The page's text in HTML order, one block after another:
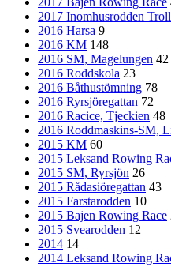
2017 Inomhusrodden
2016 Harsa 9
2016 KM 148
2016 SM, Magelungen 42
2016 Roddskola 23
2016 Båthustömning 78
2016 Ryrsjöregattan 72
2016 Racice, Tjeckien 48
2016 Roddmaskins-SM,
2015 KM 60
2015 Leksand Rowing
2015 SM, Ryrsjön 26
2015 Rådasiöregattan 43
2015 Farstarodden 10
2015 Bajen Rowing Race
2015 Svearodden 12
2014 14
2014 Leksand Rowing